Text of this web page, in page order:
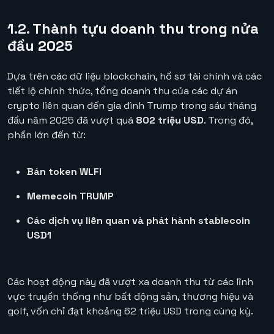
1.2. Thành tựu doanh thu trong nửa
đầu 2025
Dựa trên các dữ liệu blockchain, hồ sơ tài chính và các
tiết lộ chính thức, tổng doanh thu của các dự án
crypto liên quan đến gia đình Trump trong sáu tháng
đầu năm 2025 đã vượt quá 802 triệu USD. Trong đó,
phần lớn đến từ:
Bán token WLFI
Memecoin TRUMP
Các dịch vụ liên quan và phát hành stablecoin
USD1
Các hoạt động này đã vượt xa doanh thu từ các lĩnh
vực truyền thống như bất động sản, thương hiệu và
golf, vốn chỉ đạt khoảng 62 triệu USD trong cùng kỳ.